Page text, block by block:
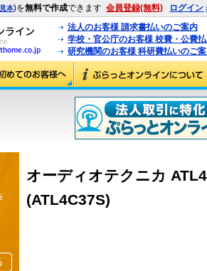
見本)を無料で作成できます 会員登録(無料) ログイン
法人のお客様 請求書払いのご案内
学校・官公庁のお客様 校費・公費
研究機関のお客様 科研費払いのご
オーディオテクニカ
(ATL4C37S)